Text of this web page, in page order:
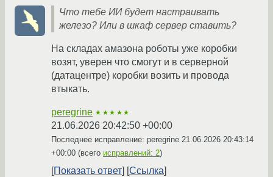
Что тебе ИИ будет настраивать
железо? Или в шкаф сервер ставить?
На складах амазона роботы уже коробки
возят, уверен что смогут и в серверной
(датацентре) коробки возить и провода
втыкать.
peregrine ★★★★★
21.06.2026 20:42:50 +00:00
Последнее исправление: peregrine 21.06.2026 20:43:14
+00:00 (всего исправлений: 2)
Показать ответ Ссылка